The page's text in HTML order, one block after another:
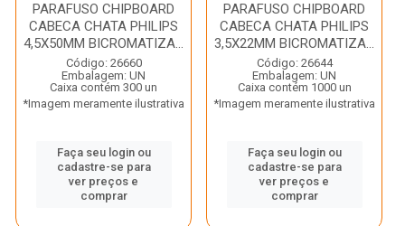
PARAFUSO CHIPBOARD
CABECA CHATA PHILIPS
4,5X50MM BICROMATIZA...
Código: 26660
Embalagem: UN
Caixa contém 300 un
*Imagem meramente ilustrativa
Faça seu login ou
cadastre-se para
ver preços e
comprar
PARAFUSO CHIPBOARD
CABECA CHATA PHILIPS
3,5X22MM BICROMATIZA...
Código: 26644
Embalagem: UN
Caixa contém 1000 un
*Imagem meramente ilustrativa
Faça seu login ou
cadastre-se para
ver preços e
comprar